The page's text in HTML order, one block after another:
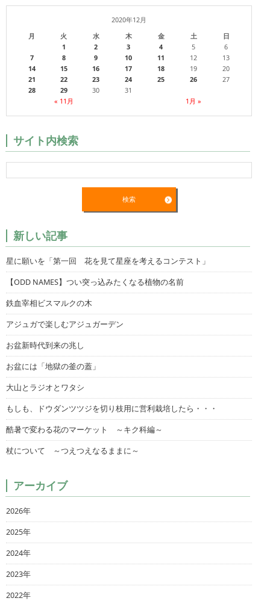
2020年12月
月
火 水 木 金 土 日
« 11月 1月 »
1 2 3 4 5
6
7
8 9 10 11 12
13
14
15 16 17 18 19
20
21
22 23 24 25 26
27
28
29 30 31
サイト内検索
新しい記事
星に願いを「第一回 花を見て星座を考えるコンテスト」
【ODD NAMES】つい突っ込みたくなる植物の名前
鉄血宰相ビスマルクの木
アジュガで楽しむアジュガーデン
お盆新時代到来の兆し
お盆には「地獄の釜の蓋」
大山とラジオとワタシ
もしも、ドウダンツツジを切り枝用に営利栽培したら・・・
酷暑で変わる花のマーケット ～キク科編～
杖について ～つえつえなるままに～
アーカイブ
2026年
2025年
2024年
2023年
2022年